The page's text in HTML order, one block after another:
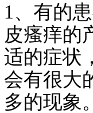
1、有的
皮瘙痒的
适的症状
会有很大
多的现象。